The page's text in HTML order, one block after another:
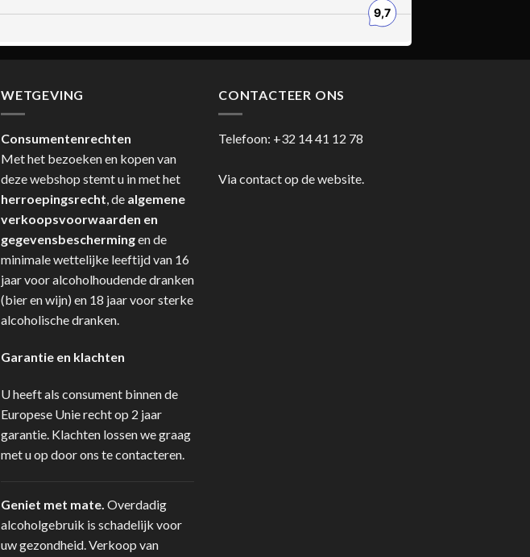
WETGEVING
Consumentenrechten
Met het bezoeken en kopen van
deze webshop stemt u in met het
herroepingsrecht, de algemene
verkoopsvoorwaarden en
gegevensbeschermingen de
minimale wettelijke leeftijd van 16
jaar voor alcoholhoudende dranken
(bier en wijn) en 18 jaar voor sterke
alcoholische dranken.
Garantie en klachten
U heeft als consument binnen de
Europese Unie recht op 2 jaar
garantie. Klachten lossen we graag
met u op door ons te contacteren.
Geniet met mate. Overdadig
alcoholgebruik is schadelijk voor
uw gezondheid. Verkoop van
CONTACTEER ONS
Telefoon: +32 14 41 12 78
Via contact op de website.